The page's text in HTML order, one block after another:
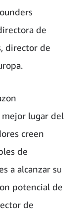
de
director de
mejor lugar del
creen
de
a alcanzar su
potencial de
de